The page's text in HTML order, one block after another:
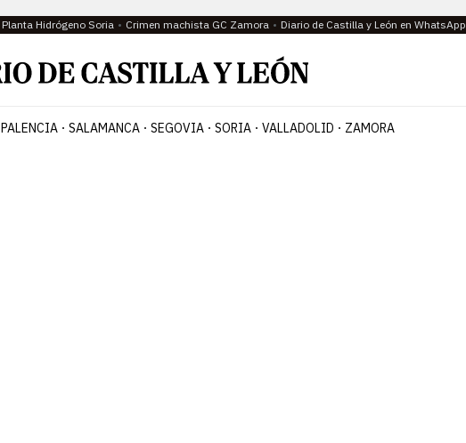
Planta Hidrógeno Soria Crimen machista GC Zamora Diario de Castilla y León en WhatsApp
PALENCIA SALAMANCA SEGOVIA SORIA VALLADOLID ZAMORA